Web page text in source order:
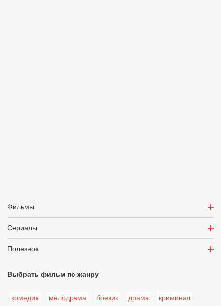
Фильмы
Сериалы
Полезное
Выбрать фильм по жанру
комедия мелодрама боевик драма криминал